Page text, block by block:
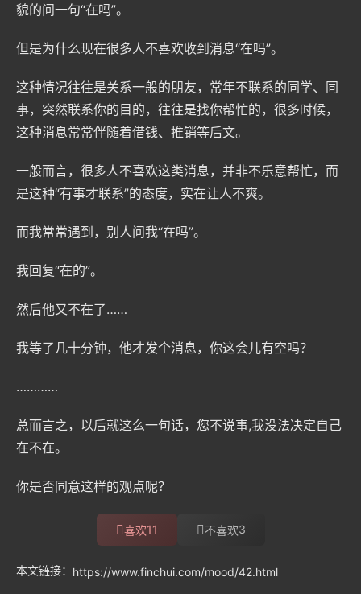
貌的问一句“在吗”。
但是为什么现在很多人不喜欢收到消息“在吗”。
这种情况往往是关系一般的朋友，常年不联系的同学、同
事，突然联系你的目的，往往是找你帮忙的，很多时候，
这种消息常常伴随着借钱、推销等后文。
一般而言，很多人不喜欢这类消息，并非不乐意帮忙，而
是这种“有事才联系”的态度，实在让人不爽。
而我常常遇到，别人问我“在吗”。
我回复“在的”。
然后他又不在了……
我等了几十分钟，他才发个消息，你这会儿有空吗？
…………
总而言之，以后就这么一句话，您不说事,我没法决定自己
在不在。
你是否同意这样的观点呢？
喜欢11 不喜欢3
本文链接： https://www.finchui.com/mood/42.html